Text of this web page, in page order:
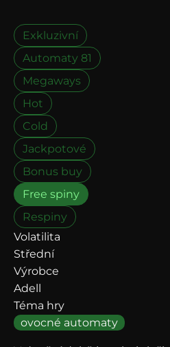
Exkluzivní
Automaty 81
Megaways
Hot
Cold
Jackpotové
Bonus buy
Free spiny
Respiny
Volatilita
Střední
Výrobce
Adell
Téma hry
ovocné automaty